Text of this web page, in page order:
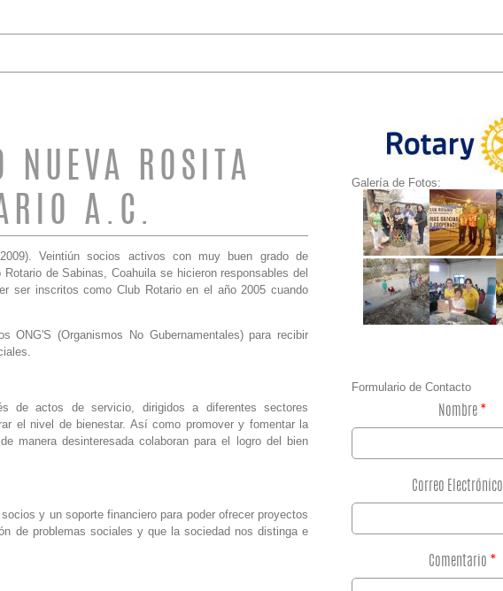
NUEVA ROSITA
A.C.
Veintiún socios activos con muy buen grado de
de Sabinas, Coahuila se hicieron responsables del
ser inscritos como Club Rotario en el año 2005 cuando
(Organismos No Gubernamentales) para recibir
de actos de servicio, dirigidos a diferentes sectores
el nivel de bienestar. Así como promover y fomentar la
manera desinteresada colaboran para el logro del bien
y un soporte financiero para poder ofrecer proyectos
de problemas sociales y que la sociedad nos distinga e
Galería de Fotos:
Formulario de Contacto
Nombre *
Correo Electrónico
Comentario *